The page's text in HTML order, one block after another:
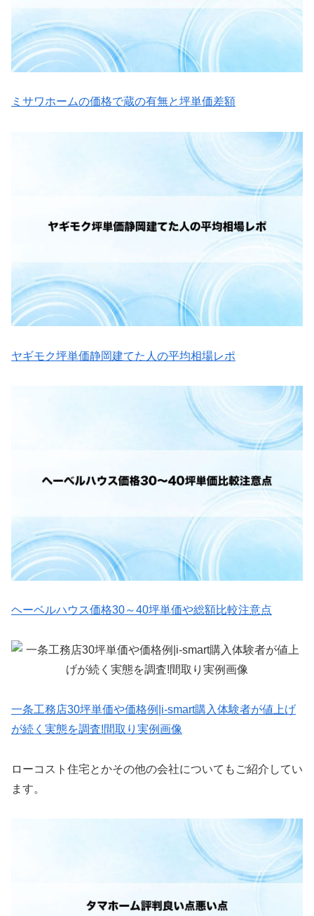
ミサワホームの価格で蔵の有無と坪単価差額
ヤギモク坪単価静岡建てた人の平均相場レポ
ヘーベルハウス価格30～40坪単価や総額比較注意点
一条工務店30坪単価や価格例|i-smart購入体験者が値上げ
が続く実態を調査!間取り実例画像
ローコスト住宅とかその他の会社についてもご紹介してい
ます。